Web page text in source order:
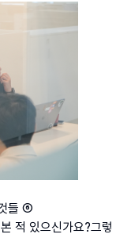
들 ⑥
적 있으신가요?그렇